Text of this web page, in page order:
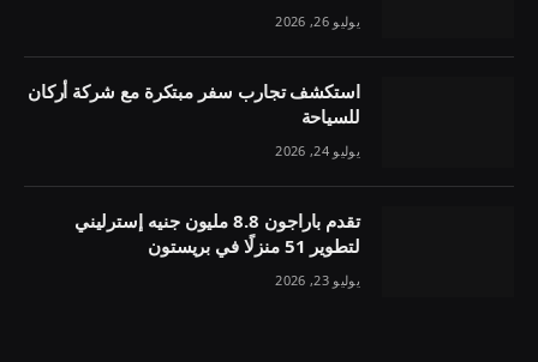
يوليو 26, 2026
استكشف تجارب سفر مبتكرة مع شركة أركان
للسياحة
يوليو 24, 2026
تقدم باراجون 8.8 مليون جنيه إسترليني
لتطوير 51 منزلًا في بريستون
يوليو 23, 2026